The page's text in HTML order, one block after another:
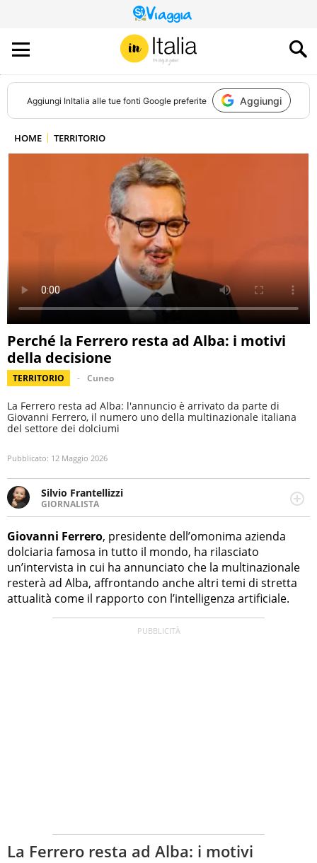
QUESTO
SITO
CONTRIBUISCE
ALL’AUDIENCE
DI
Aggiungi InItalia alle tue fonti Google preferite Aggiungi
HOME TERRITORIO
Perché la Ferrero resta ad Alba: i motivi
della decisione
TERRITORIO Cuneo
La Ferrero resta ad Alba: l'annuncio è arrivato da parte di
Giovanni Ferrero, il numero uno della multinazionale italiana
del settore dei dolciumi
Pubblicato: 12 Maggio 2026
Silvio Frantellizzi
GIORNALISTA
Giornalista pubblicista. Da oltre dieci anni si occupa di
informazione sul web, scrivendo di sport, attualità,
cronaca, motori, spettacolo e videogame.
Giovanni Ferrero, presidente dell’omonima azienda
dolciaria famosa in tutto il mondo, ha rilasciato
un’intervista in cui ha annunciato che la multinazionale
resterà ad Alba, affrontando anche altri temi di stretta
attualità come il rapporto con l’intelligenza artificiale.
La Ferrero resta ad Alba: i motivi